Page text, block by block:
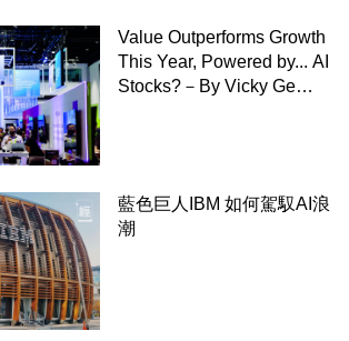
Value Outperforms Growth
This Year, Powered by... AI
Stocks?－By Vicky Ge
藍色巨人IBM 如何駕馭AI浪
潮